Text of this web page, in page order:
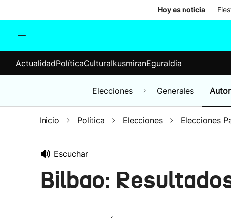
Hoy es noticia
Elecciones
ActualidadPolíticaCulturaIkusmiranEguraldia
Elecciones Generales
Inicio Política Elecciones Elecciones
Escuchar
Bilbao: